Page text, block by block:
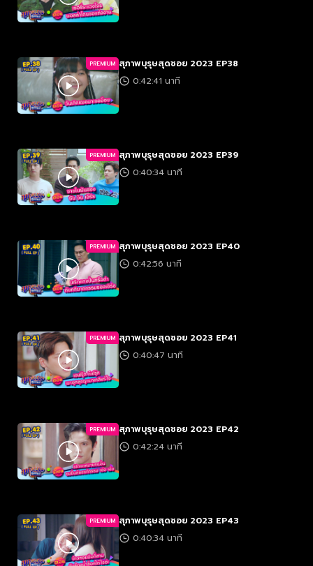
PREMIUM สุภาพบุรุษสุดซอย 2023 EP38
0:42:41 นาที
PREMIUM สุภาพบุรุษสุดซอย 2023 EP39
0:40:34 นาที
PREMIUM สุภาพบุรุษสุดซอย 2023 EP40
0:42:56 นาที
PREMIUM สุภาพบุรุษสุดซอย 2023 EP41
0:40:47 นาที
PREMIUM สุภาพบุรุษสุดซอย 2023 EP42
0:42:24 นาที
PREMIUM สุภาพบุรุษสุดซอย 2023 EP43
0:40:34 นาที